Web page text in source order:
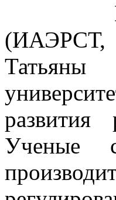
В
Татьяны
Ученые